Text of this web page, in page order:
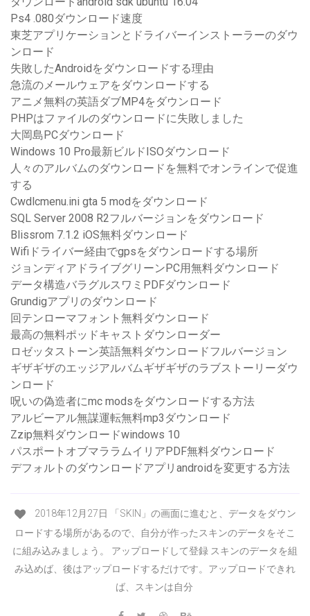
Ps4 .080ダウンロード速度
東芝アプリケーションとドライバーインストーラーのダウ
ンロード
失敗したAndroidをダウンロードする理由
急流のメールウェアをダウンロードする
アニメ無料の英語ダブMP4をダウンロード
PHPはファイルのダウンロードに失敗しました
大岡島PCダウンロード
Windows 10 Pro最新ビルドISOダウンロード
人々のアルバムのダウンロードを無料でオンラインで促進
する
Cwdlcmenu.ini gta 5 modをダウンロード
SQL Server 2008 R2フルバージョンをダウンロード
Blissrom 7.1.2 iOS無料ダウンロード
Wifiドライバー経由でgpsをダウンロードする場所
ジョンディアドライブグリーンPC用無料ダウンロード
データ構造バラグルスワミPDFダウンロード
Grundigアプリのダウンロード
回テンローマフォント無料ダウンロード
最高の無料ポッドキャストダウンローダー
ロゼッタストーン英語無料ダウンロードフルバージョン
ギザギザのエッジアルバムギザギザのラブストーリーダウ
ンロード
呪いの偽造者にmc modsをダウンロードする方法
アルビーアル無謀運転無料mp3ダウンロード
Zzip無料ダウンロードwindows 10
パスポートオブマララムイリアPDF無料ダウンロード
デフォルトのダウンロードアプリandroidを変更する方法
2018年12月27日 「SKIN」の画面に進むと、データをダウン
ロードする場所があるので、自分が作ったスキンのデータをそこ
に組み込みましょう。 アップロードして登録 スキンのデータを組
み込めば、後はアップロードするだけです。アップロードできれ
ば、スキンは自分